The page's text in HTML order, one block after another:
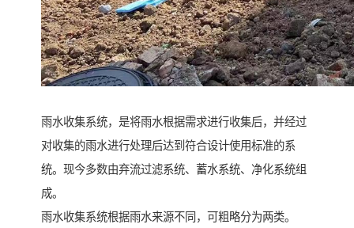
雨水收集系统，是将雨水根据需求进行收集后，并经过
对收集的雨水进行处理后达到符合设计使用标准的系
统。现今多数由弃流过滤系统、蓄水系统、净化系统组
成。
雨水收集系统根据雨水来源不同，可粗略分为两类。